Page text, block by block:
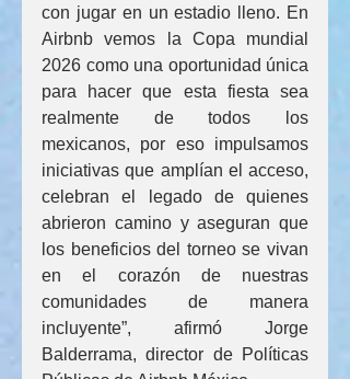
con jugar en un estadio lleno. En
Airbnb vemos la Copa mundial
2026 como una oportunidad única
para hacer que esta fiesta sea
realmente de todos los
mexicanos, por eso impulsamos
iniciativas que amplían el acceso,
celebran el legado de quienes
abrieron camino y aseguran que
los beneficios del torneo se vivan
en el corazón de nuestras
comunidades de manera
incluyente”, afirmó Jorge
Balderrama, director de Políticas